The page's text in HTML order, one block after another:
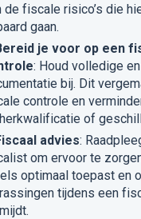
de fiscale risico’s die
gaan.
je voor op een
: Houd volledige
bij. Dit
controle en
of
advies:
om ervoor te
optimaal toepast en
tijdens een